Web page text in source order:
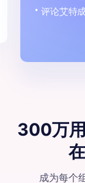
评论艾特
300万
成为每个